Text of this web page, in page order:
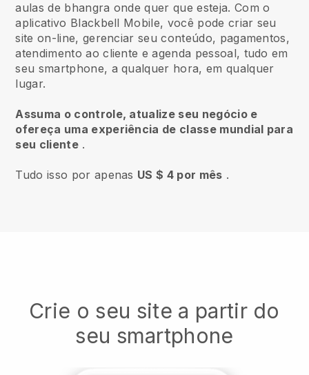
aulas de bhangra onde quer que esteja. Com o
aplicativo Blackbell Mobile, você pode criar seu
site on-line, gerenciar seu conteúdo, pagamentos,
atendimento ao cliente e agenda pessoal, tudo em
seu smartphone, a qualquer hora, em qualquer
lugar.
Assuma o controle, atualize seu negócio e
ofereça uma experiência de classe mundial para
seu cliente.
Tudo isso por apenas US $ 4 por mês .
Crie o seu site a partir do
seu smartphone